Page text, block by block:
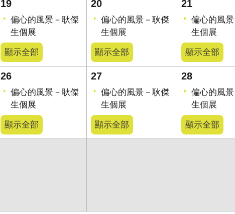
19
偏心的風景－耿傑
生個展
顯示全部
20
偏心的風景－耿傑
生個展
顯示全部
21
偏心的風
生個展
顯示全部
26
偏心的風景－耿傑
生個展
顯示全部
27
偏心的風景－耿傑
生個展
顯示全部
28
偏心的風
生個展
顯示全部